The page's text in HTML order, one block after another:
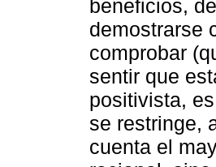
beneficios,
demostrarse
comprobar
sentir que
positivista,
se restringe,
cuenta el